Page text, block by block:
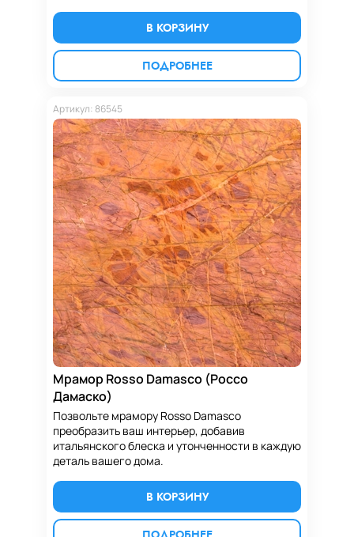
В КОРЗИНУ
ПОДРОБНЕЕ
Артикул: 86545
Мрамор Rosso Damasco (Россо
Дамаско)
Позвольте мрамору Rosso Damasco
преобразить ваш интерьер, добавив
итальянского блеска и утонченности в каждую
деталь вашего дома.
В КОРЗИНУ